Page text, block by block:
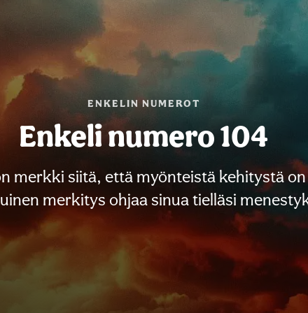
ENKELIN NUMEROT
Enkeli numero 104
merkki siitä, että myönteistä kehitystä
merkitys ohjaa sinua tielläsi